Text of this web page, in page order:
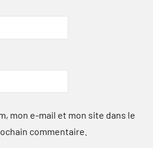
mon e-mail et mon site dans le
commentaire.